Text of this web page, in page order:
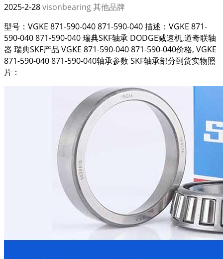
2025-2-28visonbearing其他品牌
型号：VGKE 871-590-040 871-590-040 描述：VGKE 871-
590-040 871-590-040 瑞典SKF轴承 DODGE减速机,道奇联轴
器 瑞典SKF产品 VGKE 871-590-040 871-590-040价格, VGKE
871-590-040 871-590-040轴承参数 SKF轴承部分到货实物照
片：